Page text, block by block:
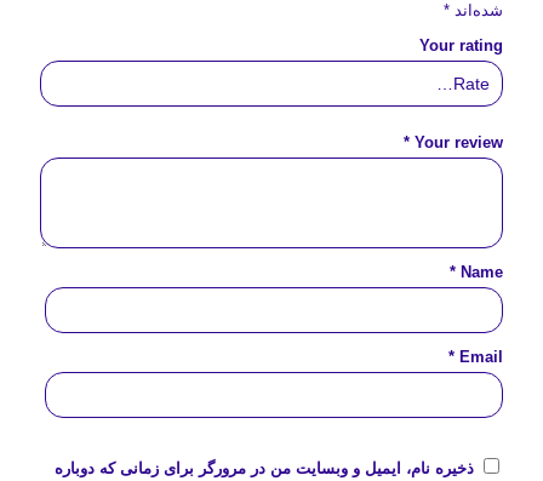
شده‌اند *
Your rating
Your review
*
Name
*
Email
*
ذخیره نام، ایمیل و وبسایت من در مرورگر برای زمانی که دوباره